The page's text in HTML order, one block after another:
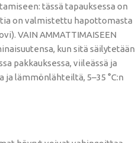
tässä tapauksessa on
on valmistettu hapottomasta
VAIN AMMATTIMAISEEN
kun sitä säilytetään
pakkauksessa, viileässä ja
ja lämmönlähteiltä, ​​5–35 °C:n